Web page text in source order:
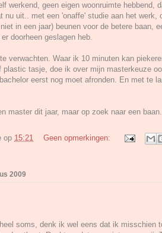
werkend, geen eigen woonruimte hebbend,
nu uit.. met een 'onaffe' studie aan het werk,
in een jaar) beunen voor de betere baan,
doorheen geslagen heb.
verwachten. Waar ik 10 minuten kan
plastic tasje, doe ik over mijn masterkeuze
eerst nog moet afronden. En met te
master dit jaar, maar op zoek naar een
op 15:21 Geen opmerkingen:
2009
soms, denk ik wel eens dat ik misschien